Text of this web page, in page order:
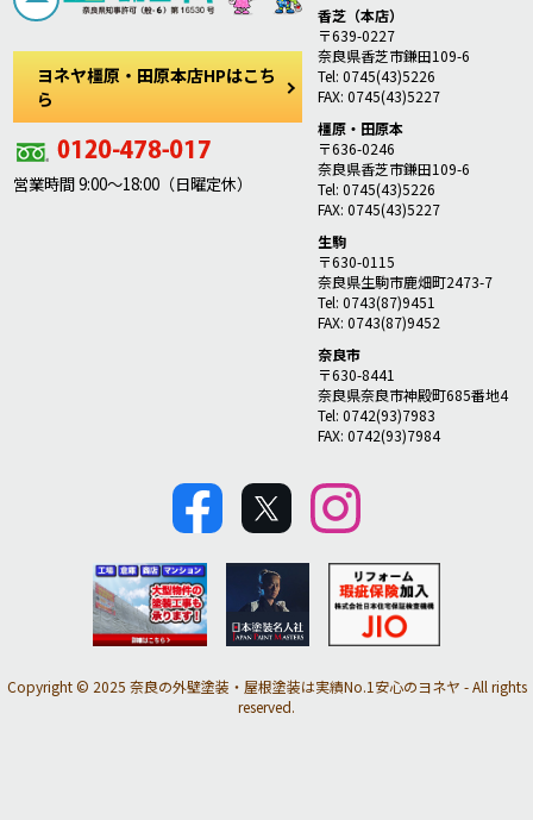
ヨネヤ橿原・田原本店HPはこち
ら
営業時間 9:00～18:00（日曜定休）
香芝（本店）
〒639-0227
奈良県香芝市鎌田109-6
Tel: 0745(43)5226
FAX: 0745(43)5227
橿原・田原本
〒636-0246
奈良県香芝市鎌田109-6
Tel: 0745(43)5226
FAX: 0745(43)5227
生駒
〒630-0115
奈良県生駒市鹿畑町2473-7
Tel: 0743(87)9451
FAX: 0743(87)9452
奈良市
〒630-8441
奈良県奈良市神殿町685番地4
Tel: 0742(93)7983
FAX: 0742(93)7984
Copyright © 2025 奈良の外壁塗装・屋根塗装は実績No.1安心のヨネヤ - All rights
reserved.